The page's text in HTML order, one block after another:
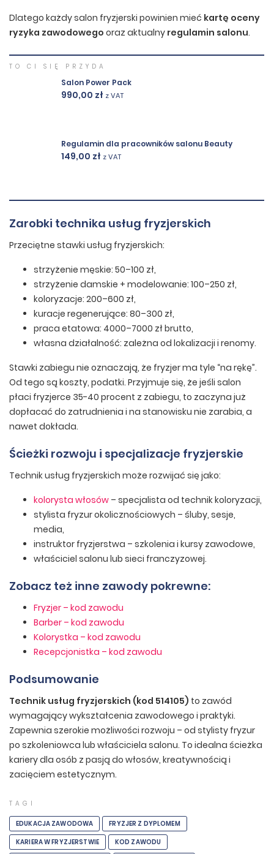
Dlatego każdy salon fryzjerski powinien mieć kartę oceny
ryzyka zawodowego oraz aktualny regulamin salonu.
TO CI SIĘ PRZYDA
Salon Power Pack
990,00 zł z VAT
Regulamin dla pracowników salonu Beauty
149,00 zł z VAT
Zarobki technika usług fryzjerskich
Przeciętne stawki usług fryzjerskich:
strzyżenie męskie: 50–100 zł,
strzyżenie damskie + modelowanie: 100–250 zł,
koloryzacje: 200–600 zł,
kuracje regenerujące: 80–300 zł,
praca etatowa: 4000–7000 zł brutto,
własna działalność: zależna od lokalizacji i renomy.
Stawki zabiegu nie oznaczają, że fryzjer ma tyle “na rękę”.
Od tego są koszty, podatki. Przyjmuje się, że jeśli salon
płaci fryzjerce 35-40 procent z zabiegu, to zaczyna już
dopłacać do zatrudnienia i na stanowisku nie zarabia, a
nawet dokłada.
Ścieżki rozwoju i specjalizacje fryzjerskie
Technik usług fryzjerskich może rozwijać się jako:
kolorysta włosów – specjalista od technik koloryzacji,
stylista fryzur okolicznościowych – śluby, sesje,
media,
instruktor fryzjerstwa – szkolenia i kursy zawodowe,
właściciel salonu lub sieci franczyzowej.
Zobacz też inne zawody pokrewne:
Fryzjer – kod zawodu
Barber – kod zawodu
Kolorystka – kod zawodu
Recepcjonistka – kod zawodu
Podsumowanie
Technik usług fryzjerskich (kod 514105) to zawód
wymagający wykształcenia zawodowego i praktyki.
Zapewnia szerokie możliwości rozwoju – od stylisty fryzur
po szkoleniowca lub właściciela salonu. To idealna ścieżka
kariery dla osób z pasją do włosów, kreatywnością i
zacięciem estetycznym.
TAGI
EDUKACJA ZAWODOWA
FRYZJER Z DYPLOMEM
KARIERA W FRYZJERSTWIE
KOD ZAWODU